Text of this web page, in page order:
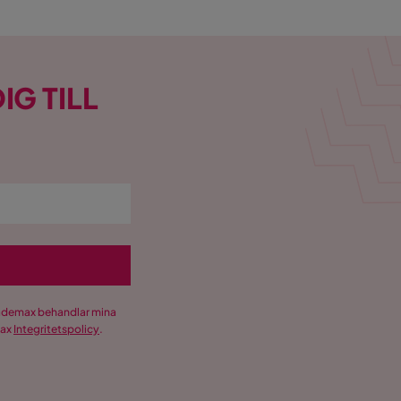
TILL
behandlar mina
Integritetspolicy.